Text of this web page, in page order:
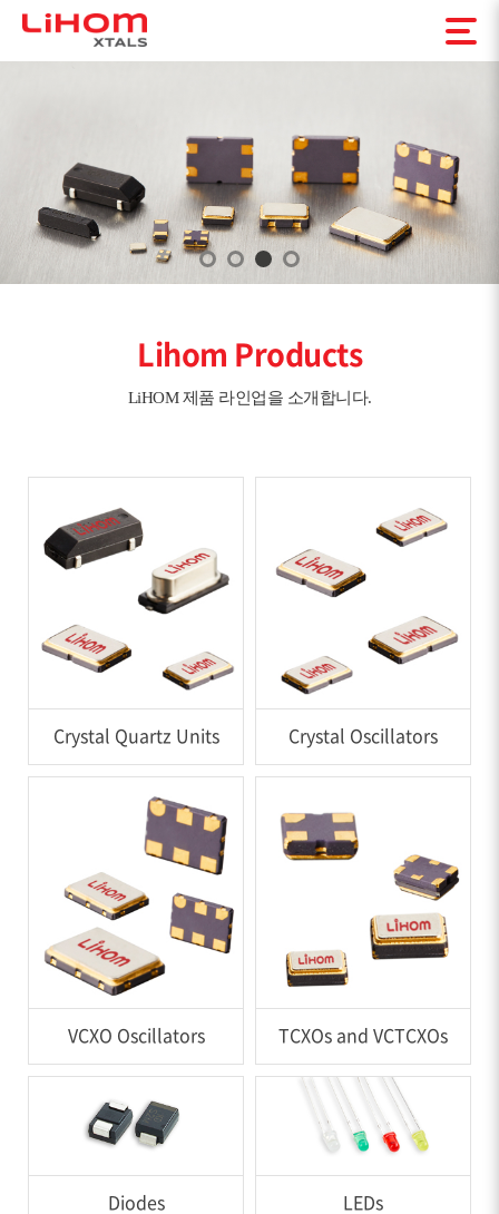
Lihom Products
LiHOM 제품 라인업을 소개합니다.
Crystal Quartz Units Crystal Oscillators
VCXO Oscillators TCXOs and VCTCXOs
Diodes LEDs